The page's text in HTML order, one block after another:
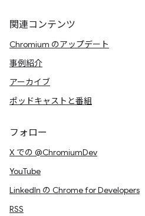
関連コンテンツ
Chromium のアップデート
事例紹介
アーカイブ
ポッドキャストと番組
フォロー
X での @ChromiumDev
YouTube
LinkedIn の Chrome for Developers
RSS